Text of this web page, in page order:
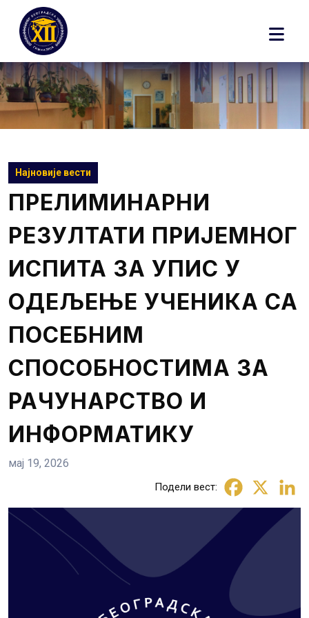
content
Најновије вести
ПРЕЛИМИНАРНИ
РЕЗУЛТАТИ ПРИЈЕМНОГ
ИСПИТА ЗА УПИС У
ОДЕЉЕЊЕ УЧЕНИКА СА
ПОСЕБНИМ
СПОСОБНОСТИМА ЗА
РАЧУНАРСТВО И
ИНФОРМАТИКУ
мај 19, 2026
Подели вест: